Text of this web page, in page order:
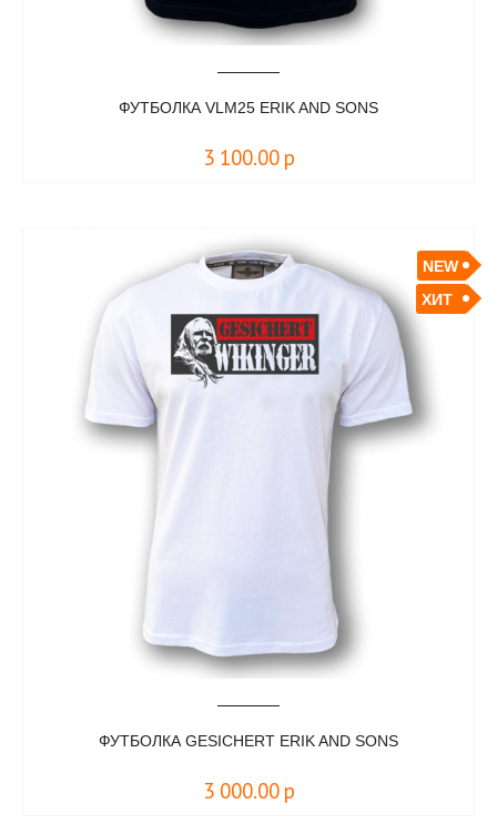
ФУТБОЛКА VLM25 ERIK AND SONS
3 100.00 р
NEW
ХИТ
ФУТБОЛКА GESICHERT ERIK AND SONS
3 000.00 р